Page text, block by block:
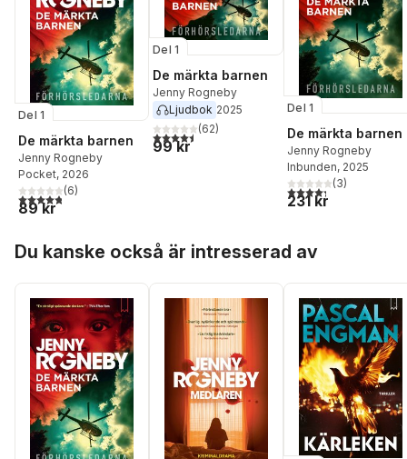
Del 1
De märkta barnen
Jenny Rogneby
Pocket, 2026
4,8utav 5 stjärnor. Totalt antal röster:
(6)
89 kr
Del 1
De märkta barnen
Jenny Rogneby
Ljudbok 2025
4,5utav 5 stjärnor. Totalt antal röster:
(62)
99 kr
Del 1
De märkta barnen
Jenny Rogneby
Inbunden, 2025
4,3utav 5 stjärnor.
(3)
231 kr
Du kanske också är intresserad av